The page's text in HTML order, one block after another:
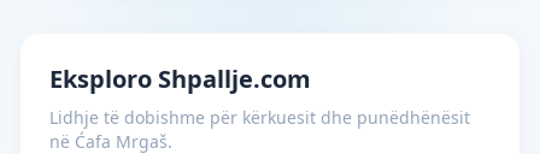
Eksploro Shpallje.com
Lidhje të dobishme për kërkuesit dhe punëdhënësit
në Ćafa Mrgaš.